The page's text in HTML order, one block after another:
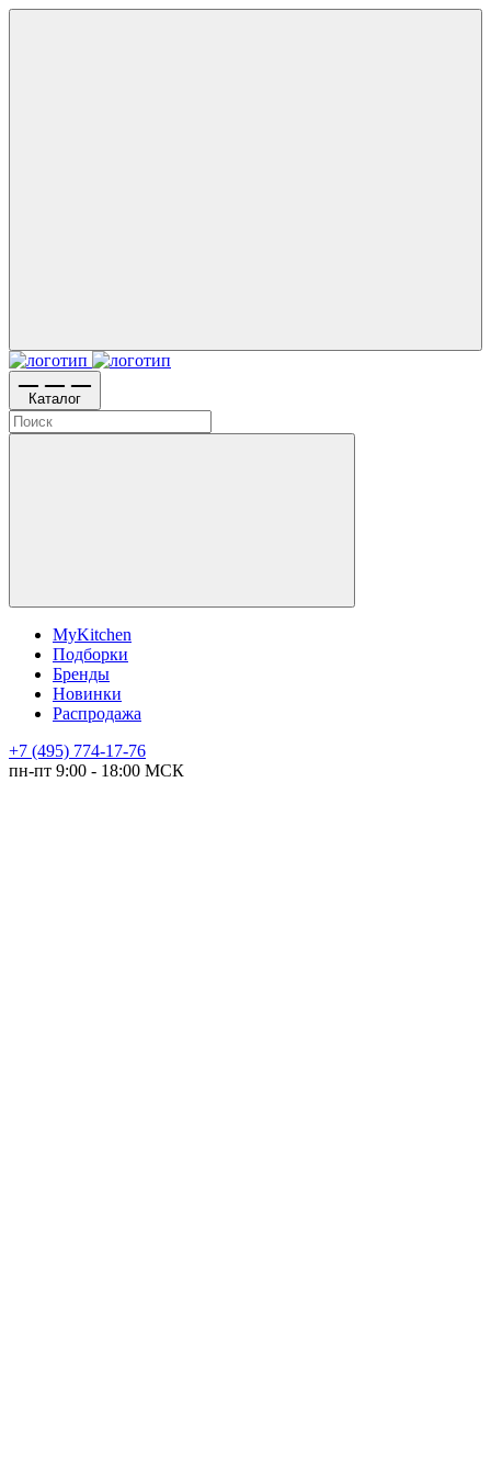
Каталог
MyKitchen
Подборки
Бренды
Новинки
Распродажа
+7 (495) 774-17-76
пн-пт 9:00 - 18:00 МСК